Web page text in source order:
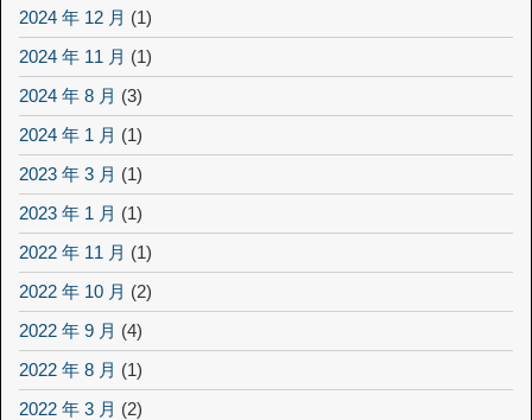
2024 年 12 月 (1)
2024 年 11 月 (1)
2024 年 8 月 (3)
2024 年 1 月 (1)
2023 年 3 月 (1)
2023 年 1 月 (1)
2022 年 11 月 (1)
2022 年 10 月 (2)
2022 年 9 月 (4)
2022 年 8 月 (1)
2022 年 3 月 (2)